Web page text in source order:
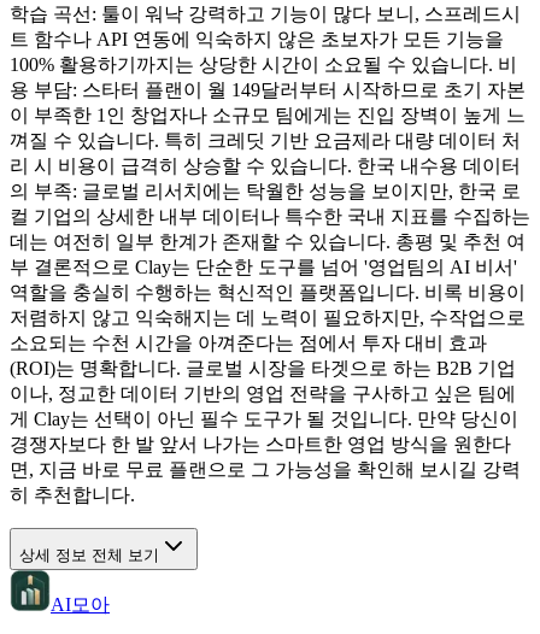
학습 곡선: 툴이 워낙 강력하고 기능이 많다 보니, 스프레드시
트 함수나 API 연동에 익숙하지 않은 초보자가 모든 기능을
100% 활용하기까지는 상당한 시간이 소요될 수 있습니다. 비
용 부담: 스타터 플랜이 월 149달러부터 시작하므로 초기 자본
이 부족한 1인 창업자나 소규모 팀에게는 진입 장벽이 높게 느
껴질 수 있습니다. 특히 크레딧 기반 요금제라 대량 데이터 처
리 시 비용이 급격히 상승할 수 있습니다. 한국 내수용 데이터
의 부족: 글로벌 리서치에는 탁월한 성능을 보이지만, 한국 로
컬 기업의 상세한 내부 데이터나 특수한 국내 지표를 수집하는
데는 여전히 일부 한계가 존재할 수 있습니다. 총평 및 추천 여
부 결론적으로 Clay는 단순한 도구를 넘어 '영업팀의 AI 비서'
역할을 충실히 수행하는 혁신적인 플랫폼입니다. 비록 비용이
저렴하지 않고 익숙해지는 데 노력이 필요하지만, 수작업으로
소요되는 수천 시간을 아껴준다는 점에서 투자 대비 효과
(ROI)는 명확합니다. 글로벌 시장을 타겟으로 하는 B2B 기업
이나, 정교한 데이터 기반의 영업 전략을 구사하고 싶은 팀에
게 Clay는 선택이 아닌 필수 도구가 될 것입니다. 만약 당신이
경쟁자보다 한 발 앞서 나가는 스마트한 영업 방식을 원한다
면, 지금 바로 무료 플랜으로 그 가능성을 확인해 보시길 강력
히 추천합니다.
상세 정보 전체 보기
AI모아